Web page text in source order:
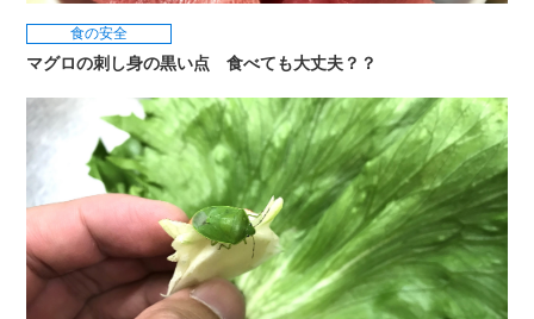
食の安全
マグロの刺し身の黒い点 食べても大丈夫？？